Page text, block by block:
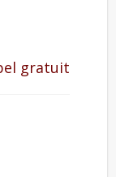
gratuit